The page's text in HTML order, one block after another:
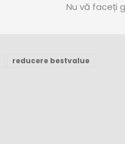
Nu vă faceți
reducere bestvalue